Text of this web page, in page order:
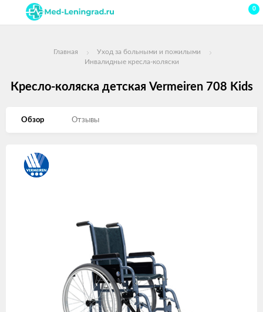
0
Главная
Уход за больными и пожилыми
Инвалидные кресла-коляски
Кресло-коляска детская Vermeiren 708 Kids
Обзор Отзывы
Изображения